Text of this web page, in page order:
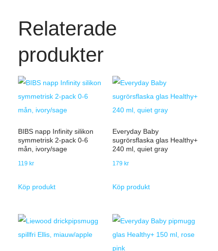
Relaterade
produkter
BIBS napp Infinity silikon
symmetrisk 2-pack 0-6
mån, ivory/sage
119 kr
Köp produkt
Everyday Baby
sugrörsflaska glas Healthy+
240 ml, quiet gray
179 kr
Köp produkt